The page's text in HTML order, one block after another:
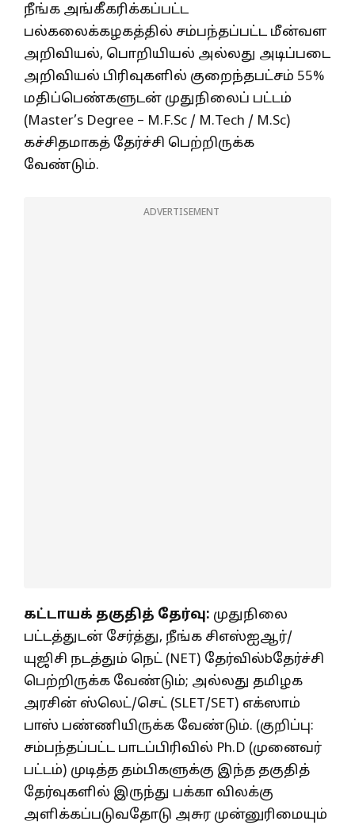
நீங்க அங்கீகரிக்கப்பட்ட
பல்கலைக்கழகத்தில் சம்பந்தப்பட்ட மீன்வள
அறிவியல், பொறியியல் அல்லது அடிப்படை
அறிவியல் பிரிவுகளில் குறைந்தபட்சம் 55%
மதிப்பெண்களுடன் முதுநிலைப் பட்டம்
(Master’s Degree – M.F.Sc / M.Tech / M.Sc)
கச்சிதமாகத் தேர்ச்சி பெற்றிருக்க
வேண்டும்.
ADVERTISEMENT
கட்டாயக் தகுதித் தேர்வு: முதுநிலை
பட்டத்துடன் சேர்த்து, நீங்க சிஎஸ்ஐஆர்/
யுஜிசி நடத்தும் நெட் (NET) தேர்வில்bதேர்ச்சி
பெற்றிருக்க வேண்டும்; அல்லது தமிழக
அரசின் ஸ்லெட்/செட் (SLET/SET) எக்ஸாம்
பாஸ் பண்ணியிருக்க வேண்டும். (குறிப்பு:
சம்பந்தப்பட்ட பாடப்பிரிவில் Ph.D (முனைவர்
பட்டம்) முடித்த தம்பிகளுக்கு இந்த தகுதித்
தேர்வுகளில் இருந்து பக்கா விலக்கு
அளிக்கப்படுவதோடு அசுர முன்னுரிமையும்